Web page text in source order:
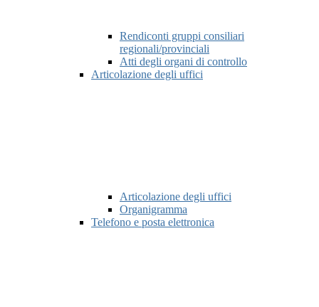
Rendiconti gruppi consiliari
regionali/provinciali
Atti degli organi di controllo
Articolazione degli uffici
Articolazione degli uffici
Organigramma
Telefono e posta elettronica